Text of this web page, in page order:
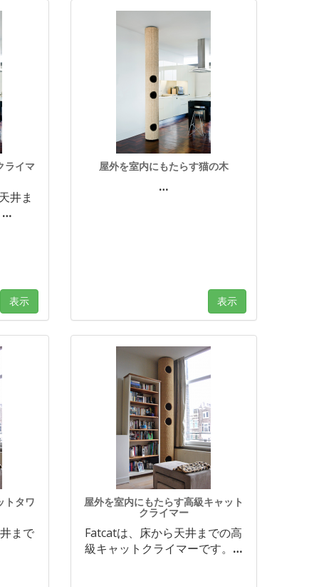
ライマ
井ま
…
表示
屋外を室内にもたらす猫の木
…
表示
トタワ
まで
屋外を室内にもたらす高級キャット
クライマー
Fatcatは、床から天井までの高
級キャットクライマーです。 …